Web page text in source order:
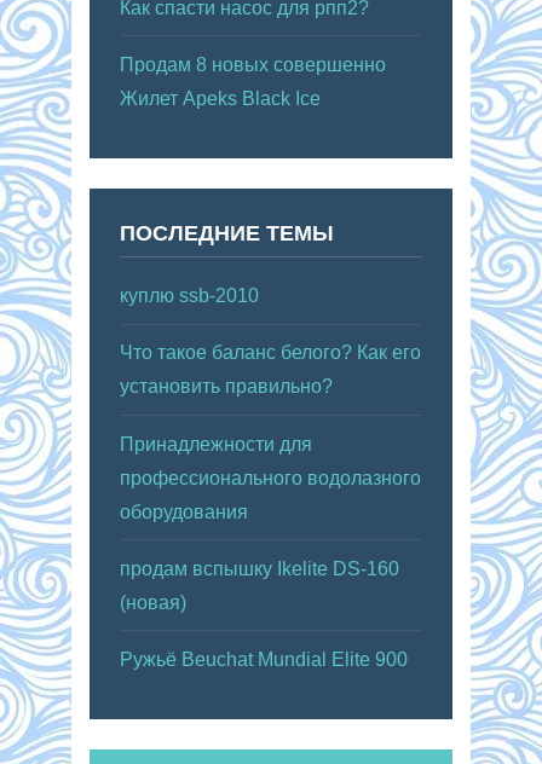
Как спасти насос для рпп2?
Продам 8 новых совершенно
Жилет Apeks Black Ice
ПОСЛЕДНИЕ ТЕМЫ
куплю ssb-2010
Что такое баланс белого? Как его
установить правильно?
Принадлежности для
профессионального водолазного
оборудования
продам вспышку Ikelite DS-160
(новая)
Ружьё Beuchat Mundial Elite 900